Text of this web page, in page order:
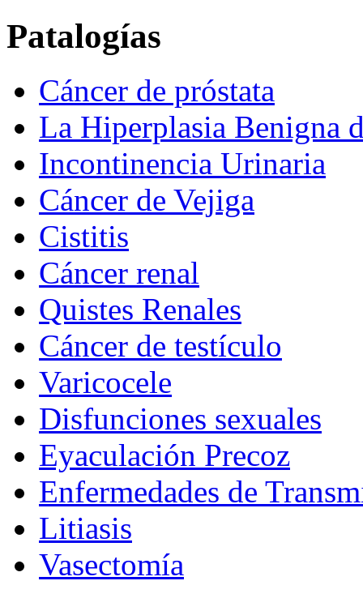
Patalogías
Cáncer de próstata
La Hiperplasia Benigna
Incontinencia Urinaria
Cáncer de Vejiga
Cistitis
Cáncer renal
Quistes Renales
Cáncer de testículo
Varicocele
Disfunciones sexuales
Eyaculación Precoz
Enfermedades de
Litiasis
Vasectomía